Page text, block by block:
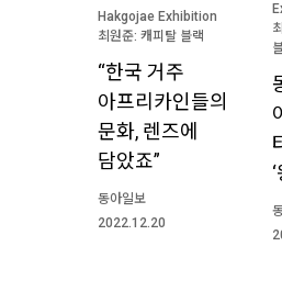
Hakgojae Exhibition
최원준: 캐피탈 블랙
“한국 거주
아프리카인들의
문화, 렌즈에
담았죠”
동아일보
2022.12.20